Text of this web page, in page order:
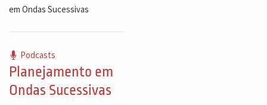
em Ondas Sucessivas
Podcasts
Planejamento em
Ondas Sucessivas